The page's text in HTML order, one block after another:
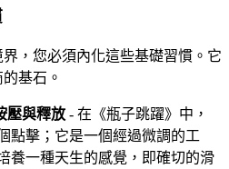
，您必須內化這些基礎習慣。它
基石。
壓與釋放 - 在《瓶子跳躍》中，
點擊；它是一個經過微調的工
養一種天生的感覺，即確切的滑